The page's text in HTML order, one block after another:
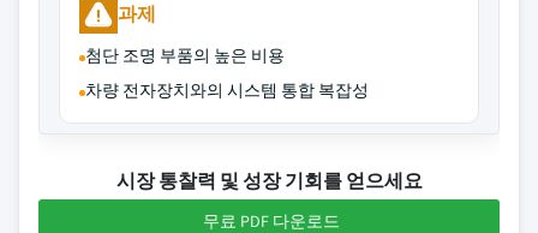
과제
첨단 조명 부품의 높은 비용
차량 전자장치와의 시스템 통합 복잡성
시장 통찰력 및 성장 기회를 얻으세요
무료 PDF 다운로드